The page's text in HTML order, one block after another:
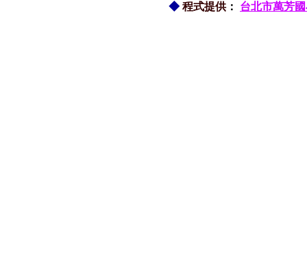
◆ 程式提供： 台北市萬芳